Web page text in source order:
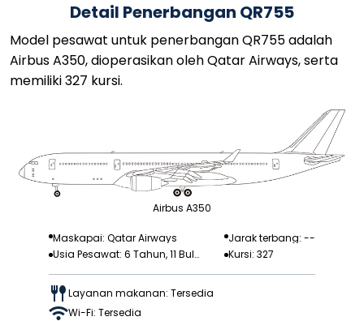
Detail Penerbangan QR755
Model pesawat untuk penerbangan QR755 adalah
Airbus A350, dioperasikan oleh Qatar Airways, serta
memiliki 327 kursi.
Airbus A350
Maskapai: Qatar Airways
Jarak terbang: --
Usia Pesawat: 6 Tahun, 11 Bula
n
Kursi: 327
Layanan makanan: Tersedia
Wi-Fi: Tersedia